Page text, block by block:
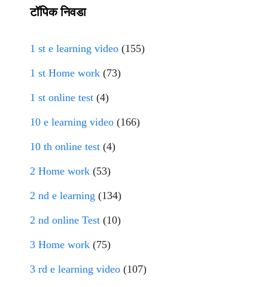
टॉपिक निवडा
1 st e learning video (155)
1 st Home work (73)
1 st online test (4)
10 e learning video (166)
10 th online test (4)
2 Home work (53)
2 nd e learning (134)
2 nd online Test (10)
3 Home work (75)
3 rd e learning video (107)